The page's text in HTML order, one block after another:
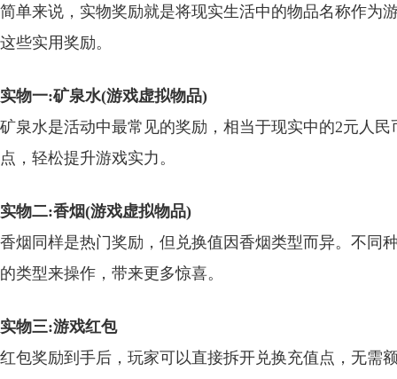
简单来说，实物奖励就是将现实生活中的物品名称作为
这些实用奖励。
实物一:矿泉水(游戏虚拟物品)
矿泉水是活动中最常见的奖励，相当于现实中的2元人
点，轻松提升游戏实力。
实物二:香烟(游戏虚拟物品)
香烟同样是热门奖励，但兑换值因香烟类型而异。不同
的类型来操作，带来更多惊喜。
实物三:游戏红包
红包奖励到手后，玩家可以直接拆开兑换充值点，无需